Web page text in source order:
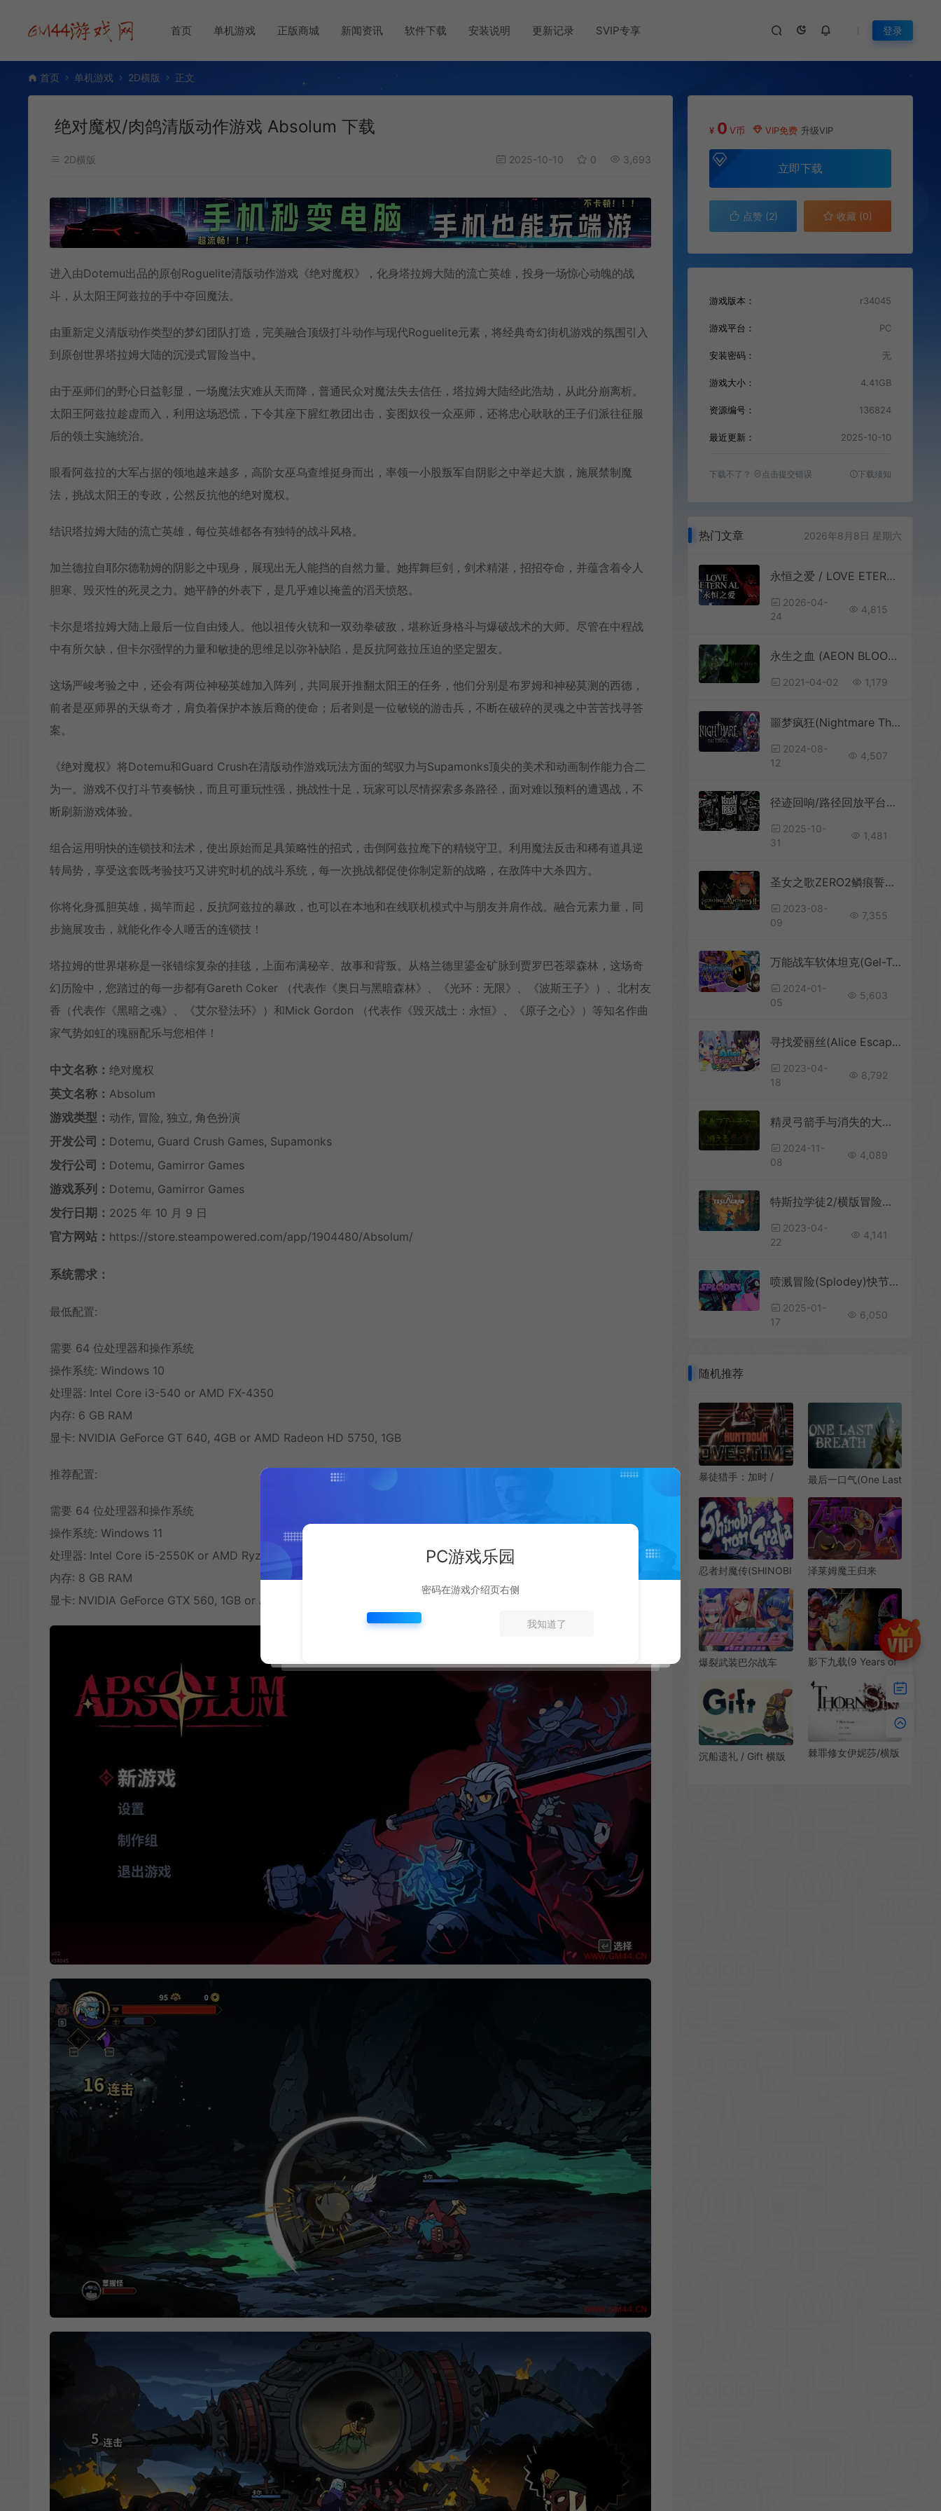
首页 单机游戏 正版商城 新闻资讯 软件下载 安装说明 更新记录 SVIP专享 登录
首页 单机游戏 2D横版 正文
绝对魔权/肉鸽清版动作游戏 Absolum 下载
2D横版 2025-10-10 0 3,693
进入由Dotemu出品的原创Roguelite清版动作游戏《绝对魔权》，化身塔拉姆大陆的流亡英雄，投身一场惊心动魄的战
斗，从太阳王阿兹拉的手中夺回魔法。
由重新定义清版动作类型的梦幻团队打造，完美融合顶级打斗动作与现代Roguelite元素，将经典奇幻街机游戏的氛围引入
到原创世界塔拉姆大陆的沉浸式冒险当中。
由于巫师们的野心日益彰显，一场魔法灾难从天而降，普通民众对魔法失去信任，塔拉姆大陆经此浩劫，从此分崩离析。
太阳王阿兹拉趁虚而入，利用这场恐慌，下令其座下腥红教团出击，妄图奴役一众巫师，还将忠心耿耿的王子们派往征服
后的领土实施统治。
眼看阿兹拉的大军占据的领地越来越多，高阶女巫乌查维挺身而出，率领一小股叛军自阴影之中举起大旗，施展禁制魔
法，挑战太阳王的专政，公然反抗他的绝对魔权。
结识塔拉姆大陆的流亡英雄，每位英雄都各有独特的战斗风格。
加兰德拉自耶尔德勒姆的阴影之中现身，展现出无人能挡的自然力量。她挥舞巨剑，剑术精湛，招招夺命，并蕴含着令人
胆寒、毁灭性的死灵之力。她平静的外表下，是几乎难以掩盖的滔天愤怒。
卡尔是塔拉姆大陆上最后一位自由矮人。他以祖传火铳和一双劲拳破敌，堪称近身格斗与爆破战术的大师。尽管在中程战
中有所欠缺，但卡尔强悍的力量和敏捷的思维足以弥补缺陷，是反抗阿兹拉压迫的坚定盟友。
这场严峻考验之中，还会有两位神秘英雄加入阵列，共同展开推翻太阳王的任务，他们分别是布罗姆和神秘莫测的西德，
前者是巫师界的天纵奇才，肩负着保护本族后裔的使命；后者则是一位敏锐的游击兵，不断在破碎的灵魂之中苦苦找寻答
案。
《绝对魔权》将Dotemu和Guard Crush在清版动作游戏玩法方面的驾驭力与Supamonks顶尖的美术和动画制作能力合二
为一。游戏不仅打斗节奏畅快，而且可重玩性强，挑战性十足，玩家可以尽情探索多条路径，面对难以预料的遭遇战，不
断刷新游戏体验。
组合运用明快的连锁技和法术，使出原始而足具策略性的招式，击倒阿兹拉麾下的精锐守卫。利用魔法反击和稀有道具逆
转局势，享受这套既考验技巧又讲究时机的战斗系统，每一次挑战都促使你制定新的战略，在敌阵中大杀四方。
你将化身孤胆英雄，揭竿而起，反抗阿兹拉的暴政，也可以在本地和在线联机模式中与朋友并肩作战。融合元素力量，同
步施展攻击，就能化作令人咂舌的连锁技！
塔拉姆的世界堪称是一张错综复杂的挂毯，上面布满秘辛、故事和背叛。从格兰德里鎏金矿脉到贾罗巴苍翠森林，这场奇
幻历险中，您踏过的每一步都有Gareth Coker （代表作《奥日与黑暗森林》、《光环：无限》、《波斯王子》）、北村友
香（代表作《黑暗之魂》、《艾尔登法环》）和Mick Gordon （代表作《毁灭战士：永恒》、《原子之心》）等知名作曲
家气势如虹的瑰丽配乐与您相伴！
中文名称： 绝对魔权
英文名称： Absolum
游戏类型： 动作, 冒险, 独立, 角色扮演
开发公司： Dotemu, Guard Crush Games, Supamonks
发行公司： Dotemu, Gamirror Games
游戏系列： Dotemu, Gamirror Games
发行日期： 2025 年 10 月 9 日
官方网站： https://store.steampowered.com/app/1904480/Absolum/
系统需求：
最低配置:
需要 64 位处理器和操作系统
操作系统: Windows 10
处理器: Intel Core i3-540 or AMD FX-4350
内存: 6 GB RAM
显卡: NVIDIA GeForce GT 640, 4GB or AMD Radeon HD 5750, 1GB
推荐配置:
需要 64 位处理器和操作系统
操作系统: Windows 11
处理器: Intel Core i5-2550K or AMD Ryzen 3 1200
内存: 8 GB RAM
显卡: NVIDIA GeForce GTX 560, 1GB or AMD Radeon R7 360, 2GB
¥ 0 V币 VIP免费 升级VIP
立即下载
点赞 (2) 收藏 (0)
游戏版本： r34045
游戏平台： PC
安装密码： 无
游戏大小： 4.41GB
资源编号： 136824
最近更新： 2025-10-10
下载不了？ 点击提交错误 下载须知
热门文章 2026年8月8日 星期六
永恒之爱 / LOVE ETERNAL 精准平台跳跃游戏
2026-04-
24
4,815
永生之血 (AEON BLOOD) 简中|PC|2D横版动作冒险游戏
2021-04-02 1,179
噩梦疯狂(Nightmare The Lunatic)格挡动作肉鸽平台游戏|下载
2024-08-
12
4,507
径迹回响/路径回放平台解谜动作游戏 MotionRec 下载
2025-10-
31
1,481
圣女之歌ZERO2鳞痕誓约(Heroine Anthem Zero – Episode 2)简中|PC|2D横版动作冒险ARPG游戏
2023-08-
09
7,355
万能战车软体坦克(Gel-Tank)简中|PC|ACT|16位复古横版动作游戏
2024-01-
05
5,603
寻找爱丽丝(Alice Escaped!)简中|PC|ACT|美少女2D动作冒险游戏
2023-04-
18
8,792
精灵弓箭手与消失的大树(Elf Archer and The Disappearing Giant Tree)2D像素横版射箭游戏|单机|中文|动作|免费下载
2024-11-
08
4,089
特斯拉学徒2/横版冒险解谜游戏 Teslagrad 2 下载
2023-04-
22
4,141
喷溅冒险(Splodey)快节奏横版动作游戏|下载
2025-01-
17
6,050
随机推荐
暴徒猎手：加时 /
OVERTIME 横版动作
射击游戏
最后一口气(One Last
中|PC|AVG|横版冒险
逃脱解谜游戏
忍者封魔传(SHINOBI
中|PC|ACT|复古横版
忍者动作游戏
泽莱姆魔王归来
Demon Lord)横版动
作肉鸽游戏|中文|攻
略|视频|免费下载
爆裂武装巴尔战车
VULVEHICLES)简中|
横版喜剧动作STG游
影下九载(9 Years of
类银河战士恶魔城游
戏|下载
沉船遗礼 / Gift 横版
棘罪修女伊妮莎/横版
PC游戏乐园
密码在游戏介绍页右侧
我知道了